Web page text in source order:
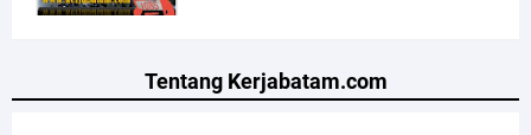
Tentang Kerjabatam.com